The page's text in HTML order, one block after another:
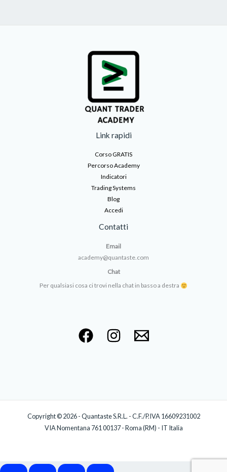
Link rapidi
Corso GRATIS
Percorso Academy
Indicatori
Trading Systems
Blog
Accedi
Contatti
Email
academy@quantaste.com
Chat
Per qualsiasi cosa ci trovi nella chat in basso a destra
Copyright © 2026 - Quantaste S.R.L. - C.F./P.IVA 16609231002
VIA Nomentana 761 00137 - Roma (RM) - IT Italia